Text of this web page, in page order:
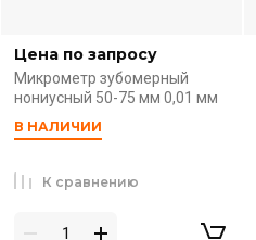
Цена по запросу
Микрометр зубомерный
нониусный 50-75 мм 0,01 мм
В НАЛИЧИИ
К сравнению